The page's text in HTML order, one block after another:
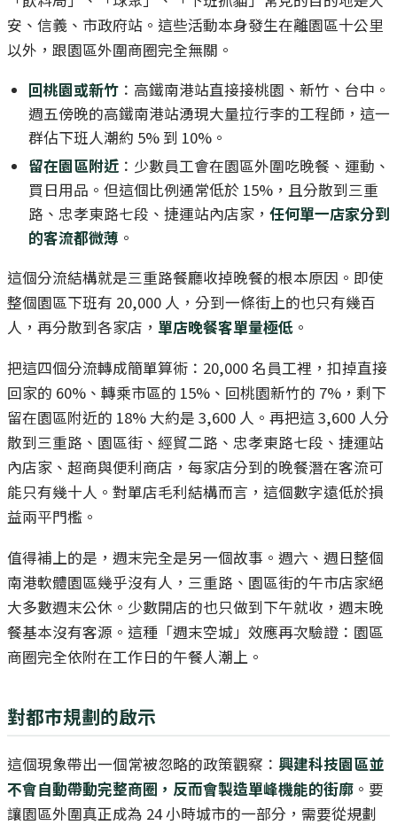
安、信義、市政府站。這些活動本身發生在離園區十公里
以外，跟園區外圍商圈完全無關。
回桃園或新竹 ：高鐵南港站直接接桃園、新竹、台中。
週五傍晚的高鐵南港站湧現大量拉行李的工程師，這一
群佔下班人潮約 5% 到 10%。
留在園區附近 ：少數員工會在園區外圍吃晚餐、運動、
買日用品。但這個比例通常低於 15%，且分散到三重
路、忠孝東路七段、捷運站內店家， 任何單一店家分到
的客流都微薄 。
這個分流結構就是三重路餐廳收掉晚餐的根本原因。即使
整個園區下班有 20,000 人，分到一條街上的也只有幾百
人，再分散到各家店， 單店晚餐客單量極低 。
把這四個分流轉成簡單算術：20,000 名員工裡，扣掉直接
回家的 60%、轉乘市區的 15%、回桃園新竹的 7%，剩下
留在園區附近的 18% 大約是 3,600 人。再把這 3,600 人分
散到三重路、園區街、經貿二路、忠孝東路七段、捷運站
內店家、超商與便利商店，每家店分到的晚餐潛在客流可
能只有幾十人。對單店毛利結構而言，這個數字遠低於損
益兩平門檻。
值得補上的是，週末完全是另一個故事。週六、週日整個
南港軟體園區幾乎沒有人，三重路、園區街的午市店家絕
大多數週末公休。少數開店的也只做到下午就收，週末晚
餐基本沒有客源。這種「週末空城」效應再次驗證：園區
商圈完全依附在工作日的午餐人潮上。
對都市規劃的啟示
這個現象帶出一個常被忽略的政策觀察： 興建科技園區並
不會自動帶動完整商圈，反而會製造單峰機能的街廓 。要
讓園區外圍真正成為 24 小時城市的一部分，需要從規劃